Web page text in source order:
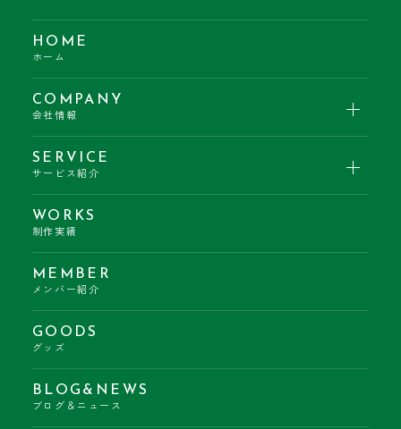
HOME
ホーム
COMPANY
会社情報
SERVICE
サービス紹介
WORKS
制作実績
MEMBER
メンバー紹介
GOODS
グッズ
BLOG&NEWS
ブログ＆ニュース